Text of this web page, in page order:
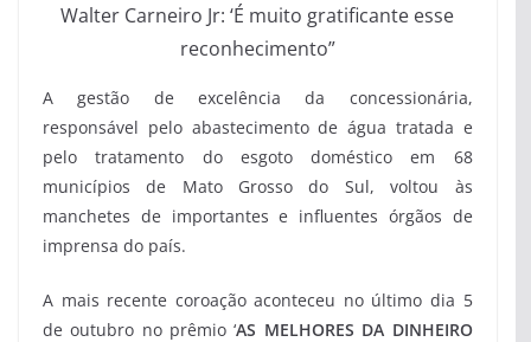
Walter Carneiro Jr: ‘É muito gratificante esse
reconhecimento”
A gestão de excelência da concessionária,
responsável pelo abastecimento de água tratada e
pelo tratamento do esgoto doméstico em 68
municípios de Mato Grosso do Sul, voltou às
manchetes de importantes e influentes órgãos de
imprensa do país.
A mais recente coroação aconteceu no último dia 5
de outubro no prêmio ‘AS MELHORES DA DINHEIRO